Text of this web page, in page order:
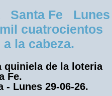
Santa Fe Lunes
cuatrocientos
la cabeza.
quiniela de la loteria
Fe.
- Lunes 29-06-26.